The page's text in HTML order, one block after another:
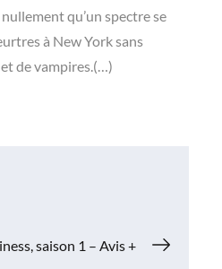
qu’un spectre se
à New York sans
de vampires.(…)
saison 1 – Avis +